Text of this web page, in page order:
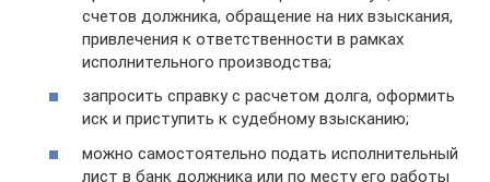
счетов должника, обращение на них взыскания,
привлечения к ответственности в рамках
исполнительного производства;
запросить справку с расчетом долга, оформить
иск и приступить к судебному взысканию;
можно самостоятельно подать исполнительный
лист в банк должника или по месту его работы